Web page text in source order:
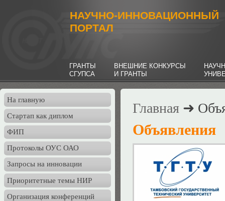
НАУЧНО-ИННОВАЦИОННЫЙ
ПОРТАЛ
ГРАНТЫ
СГУПСА
ВНЕШНИЕ КОНКУРСЫ
И ГРАНТЫ
На главную
Стартап как диплом
ФИП
Протоколы ОУС ОАО
Запросы на инновации
Приоритетные темы НИР
Организация конференций
Главная ➜
Объявления